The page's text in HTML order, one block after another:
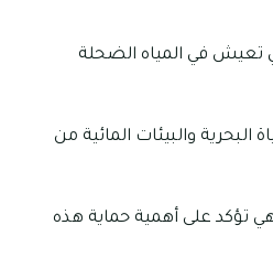
تعيش في المياه الضحلة
والبيئات المائية من
تؤكد على أهمية حماية هذه